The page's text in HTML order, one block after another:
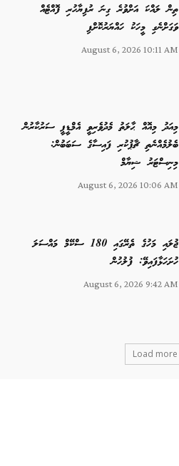
ތިން ލައްކަ އަށްވުރެ ގިނަ ރުފިޔާހުރި ފޮއްޓެއް
ވަގަށްނެގި މީހަކު ހައްޔަރުކޮށްފި
August 6, 2026 10:11 AM
މިއަދު މިއޮއް ޙާލަތު މެދުވެރިވީ އެމްޑީޕީ ސަރުކާރުން
ބެލުމެއްނެތި ޗާޕުކުރި ފައިސާގެ ސަބަބުން:
މިނިސްޓަރު ޝިޔާމް
August 6, 2026 10:06 AM
ޖުލައި މަހުގެ ތެރޭގައި 180 ސްކޭމް މައްސަލަ
ހުށަހަޅާފައިވޭ: ފުލުހުން
August 6, 2026 9:42 AM
Load more